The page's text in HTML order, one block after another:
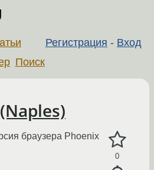
Регистрация - Вход
Поиск
0
браузера Phoenix